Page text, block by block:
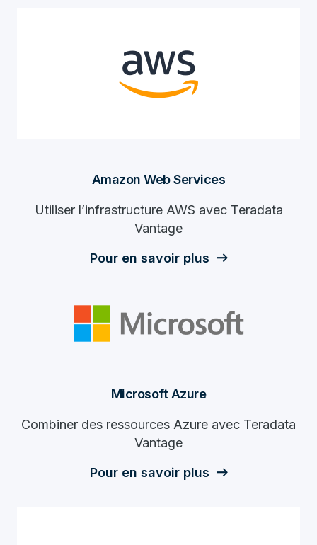
Amazon Web Services
Utiliser l’infrastructure AWS avec Teradata
Vantage
Pour en savoir plus
Microsoft Azure
Combiner des ressources Azure avec Teradata
Vantage
Pour en savoir plus